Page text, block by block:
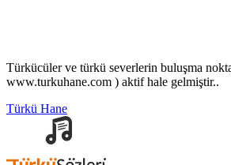
Türkücüler ve türkü severlerin buluşma
www.turkuhane.com ) aktif hale gelmiştir..
Türkü Hane